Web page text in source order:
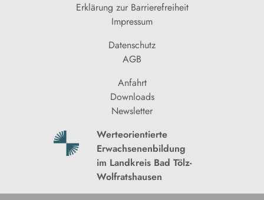
Impressum
Datenschutz
AGB
Downloads
Newsletter
Erwachsenenbildung
im Landkreis Bad Tölz-
Wolfratshausen
© 2026 Katholisches Kreisbildungswerk Bad Tölz-